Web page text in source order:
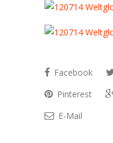
Facebook
Pinterest
E-Mail